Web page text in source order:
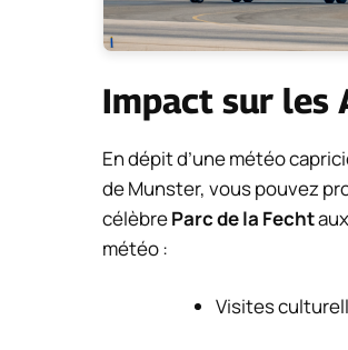
Impact sur les
En dépit d’une météo
de Munster, vous pouvez
célèbreParc de la Fecht
météo :
Visites